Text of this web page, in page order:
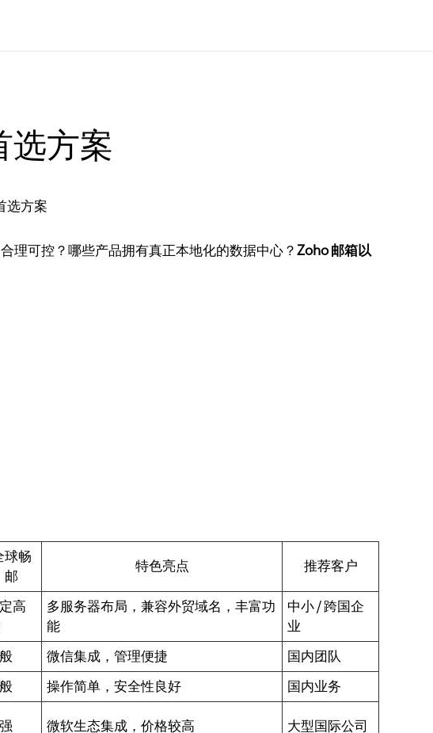
选方案
理可控？哪些产品拥有真正本地化的数据中心？Zoho 邮箱以
球畅
邮
特色亮点 推荐客户
高
多服务器布局，兼容外贸域名，丰富功
能
中小 / 跨国企
业
微信集成，管理便捷
国内团队
操作简单，安全性良好
国内业务
微软生态集成，价格较高 大型国际公司